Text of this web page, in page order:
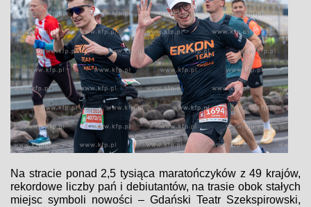
Na stracie ponad 2,5 tysiąca maratończyków z 49 krajów,
rekordowe liczby pań i debiutantów, na trasie obok stałych
miejsc symboli nowości – Gdański Teatr Szekspirowski,